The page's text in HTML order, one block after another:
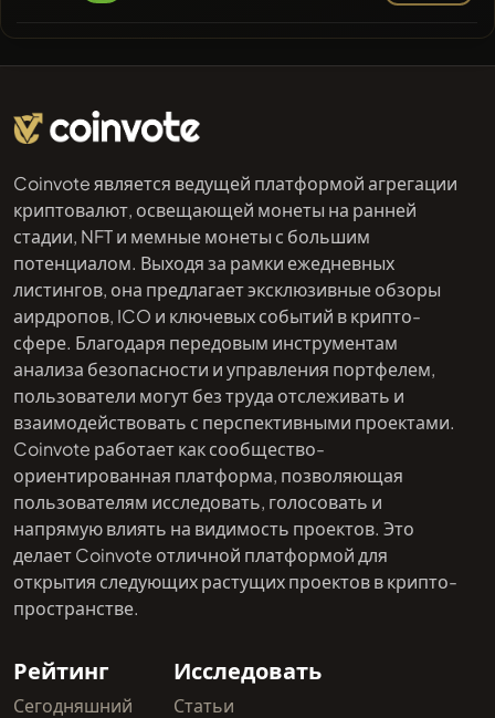
Coinvote является ведущей платформой агрегации
криптовалют, освещающей монеты на ранней
стадии, NFT и мемные монеты с большим
потенциалом. Выходя за рамки ежедневных
листингов, она предлагает эксклюзивные обзоры
аирдропов, ICO и ключевых событий в крипто-
сфере. Благодаря передовым инструментам
анализа безопасности и управления портфелем,
пользователи могут без труда отслеживать и
взаимодействовать с перспективными проектами.
Coinvote работает как сообщество-
ориентированная платформа, позволяющая
пользователям исследовать, голосовать и
напрямую влиять на видимость проектов. Это
делает Coinvote отличной платформой для
открытия следующих растущих проектов в крипто-
пространстве.
Рейтинг
Сегодняшний
Исследовать
Статьи